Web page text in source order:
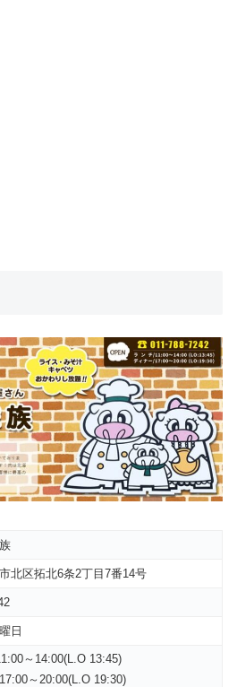
北区拓北6条2丁目7番14号
日
～14:00(L.O 13:45)
～20:00(L.O 19:30)